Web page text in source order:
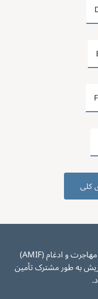
کلی
این پروژه توسط صندوق پناهندگی، مهاجرت و ادغام (AMIF)
به طور مشترک تأمین